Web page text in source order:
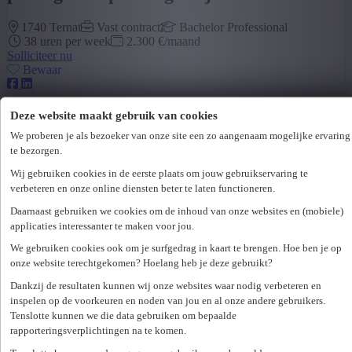
Deze website maakt gebruik van cookies
We proberen je als bezoeker van onze site een zo aangenaam mogelijke ervaring
te bezorgen.
Wij gebruiken cookies in de eerste plaats om jouw gebruikservaring te
verbeteren en onze online diensten beter te laten functioneren.
Daarnaast gebruiken we cookies om de inhoud van onze websites en (mobiele)
applicaties interessanter te maken voor jou.
We gebruiken cookies ook om je surfgedrag in kaart te brengen. Hoe ben je op
onze website terechtgekomen? Hoelang heb je deze gebruikt?
Dankzij de resultaten kunnen wij onze websites waar nodig verbeteren en
inspelen op de voorkeuren en noden van jou en al onze andere gebruikers.
Tenslotte kunnen we die data gebruiken om bepaalde
rapporteringsverplichtingen na te komen.
1740 Ternat Vast contract
Bachelor Professional
38 uren per week
2.300 €/maand
Solliciteer nu
Bewaar
Functieomschrijving
klaar om eenblitzstartin je carrière te maken? Of heb je al
enkele jaren werkervaring en ben je toe aan een nieuw
of sector je wil terechtkomen, maar wil je wel
werkervaring opdoen en een netwerk uitbouwen in de
bedrijfswereld?
Unique biedt via de functie van
Project Consultant
ideale oplossing! Als Project Consultant ga je werken voor
verschillende bedrijventerwijl je geniet van alle
voordelenvan eenvast contract.